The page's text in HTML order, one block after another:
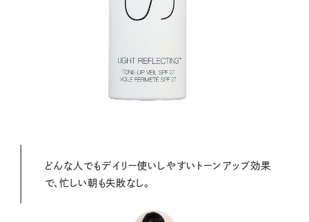
どんな人でもデイリー使いしやすいトーンアップ効果
で、忙しい朝も失敗なし。